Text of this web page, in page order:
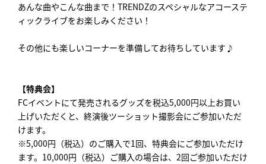
あんな曲やこんな曲まで！TRENDZのスペシャルなアコーステ
ィックライブをお楽しみください！
その他にも楽しいコーナーを準備してお待ちしています♪
【特典会】
FCイベントにて発売されるグッズを税込5,000円以上お買い
上げいただくと、終演後ツーショット撮影会にご参加いただ
けます。
※5,000円（税込）のご購入で1回、特典会にご参加いただけ
ます。10,000円（税込）ご購入の場合は、2回ご参加いただけ